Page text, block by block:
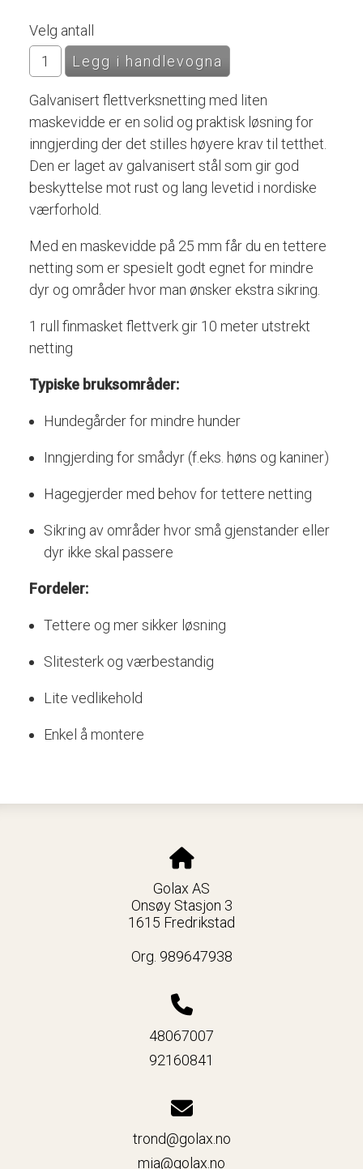
Velg antall
Galvanisert flettverksnetting med liten
maskevidde er en solid og praktisk løsning for
inngjerding der det stilles høyere kravtil tetthet.
Den er laget av galvanisert stål som gir god
beskyttelse mot rust og lang levetid i nordiske
værforhold.
Med en maskevidde på 25 mm får du en tettere
netting som erspesielt godt egnet for mindre
dyr og områder hvor man ønsker ekstra sikring.
1 rull finmasket flettverk gir 10 meter utstrekt
netting
Typiske bruksområder:
Hundegårderfor mindre hunder
Inngjerding forsmådyr (f.eks. høns og kaniner)
Hagegjerder med behovfortettere netting
Sikring av områder hvorsmå gjenstander eller
dyr ikke skal passere
Fordeler:
Tettere og mersikker løsning
Slitesterk og værbestandig
Lite vedlikehold
Enkel å montere
Golax AS
Onsøy Stasjon 3
1615 Fredrikstad
Org. 989647938
48067007
92160841
trond@golax.no
mia@golax.no